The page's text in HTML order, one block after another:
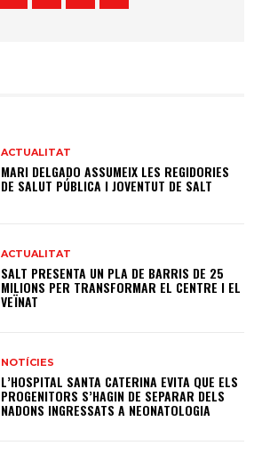
ACTUALITAT
MARI DELGADO ASSUMEIX LES REGIDORIES
DE SALUT PÚBLICA I JOVENTUT DE SALT
ACTUALITAT
SALT PRESENTA UN PLA DE BARRIS DE 25
MILIONS PER TRANSFORMAR EL CENTRE I EL
VEÏNAT
NOTÍCIES
L’HOSPITAL SANTA CATERINA EVITA QUE ELS
PROGENITORS S’HAGIN DE SEPARAR DELS
NADONS INGRESSATS A NEONATOLOGIA